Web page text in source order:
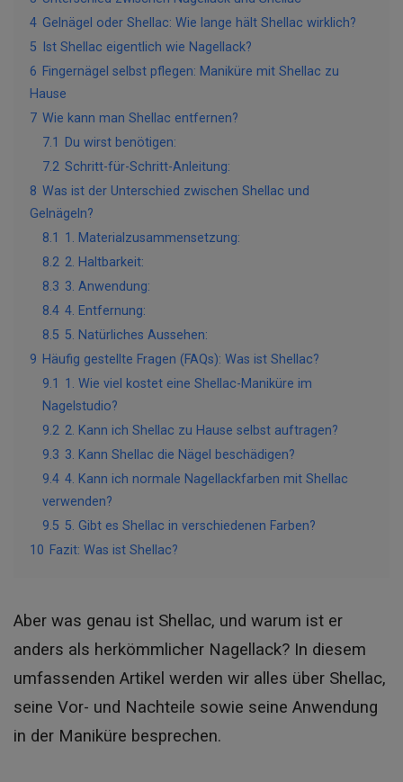
4 Gelnägel oder Shellac: Wie lange hält Shellac wirklich?
5
Ist Shellac eigentlich wie Nagellack?
6 Fingernägel selbst pflegen: Maniküre mit Shellac zu
Hause
7 Wie kann man Shellac entfernen?
7.1
Du wirst benötigen:
7.2 Schritt-für-Schritt-Anleitung:
8 Was ist der Unterschied zwischen Shellac und
Gelnägeln?
8.1
1. Materialzusammensetzung:
8.2 2. Haltbarkeit:
8.3 3. Anwendung:
8.4 4. Entfernung:
8.5 5. Natürliches Aussehen:
9 Häufig gestellte Fragen (FAQs): Was ist Shellac?
9.1
1. Wie viel kostet eine Shellac-Maniküre im
Nagelstudio?
9.2 2. Kann ich Shellac zu Hause selbst auftragen?
9.3 3. Kann Shellac die Nägel beschädigen?
9.4 4. Kann ich normale Nagellackfarben mit Shellac
verwenden?
9.5 5. Gibt es Shellac in verschiedenen Farben?
10 Fazit: Was ist Shellac?
Aber was genau ist Shellac, und warum ist er
anders als herkömmlicher Nagellack? In diesem
umfassenden Artikel werden wir alles über Shellac,
seine Vor- und Nachteile sowie seine Anwendung
in der Maniküre besprechen.